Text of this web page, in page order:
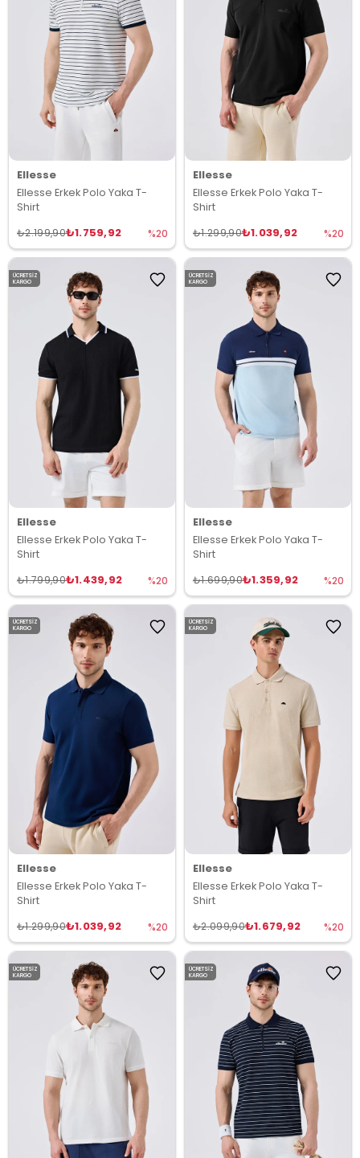
Ellesse
Ellesse Erkek Polo Yaka T-
Shirt
₺1.759,92
₺2.199,90 %20
Ellesse
Ellesse Erkek Polo Yaka T-
Shirt
₺1.039,92
₺1.299,90 %20
Ellesse
Ellesse Erkek Polo Yaka T-
Shirt
₺1.439,92
₺1.799,90 %20
ÜCRETSIZ
KARGO
Ellesse
Ellesse Erkek Polo Yaka T-
Shirt
₺1.359,92
₺1.699,90 %20
ÜCRETSIZ
KARGO
Ellesse
Ellesse Erkek Polo Yaka T-
Shirt
₺1.039,92
₺1.299,90 %20
ÜCRETSIZ
KARGO
Ellesse
Ellesse Erkek Polo Yaka T-
Shirt
₺1.679,92
₺2.099,90 %20
ÜCRETSIZ
KARGO
ÜCRETSIZ
KARGO
ÜCRETSIZ
KARGO